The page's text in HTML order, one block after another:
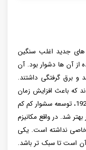
1920، خشک کن های جدید اغلب سنگین
استفاده از آن ها دشوار بود. آن
و برق گرفتگی داشتند.
از 100 وات بودند که باعث افزایش زمان
مورد نیاز برای خشک کردن موها بود. از دهه 1920، توسعه سشوار کم کم
شد. در واقع مکانیزم
خاصی نداشته است. یکی
است تا سبک ‌تر باشد.